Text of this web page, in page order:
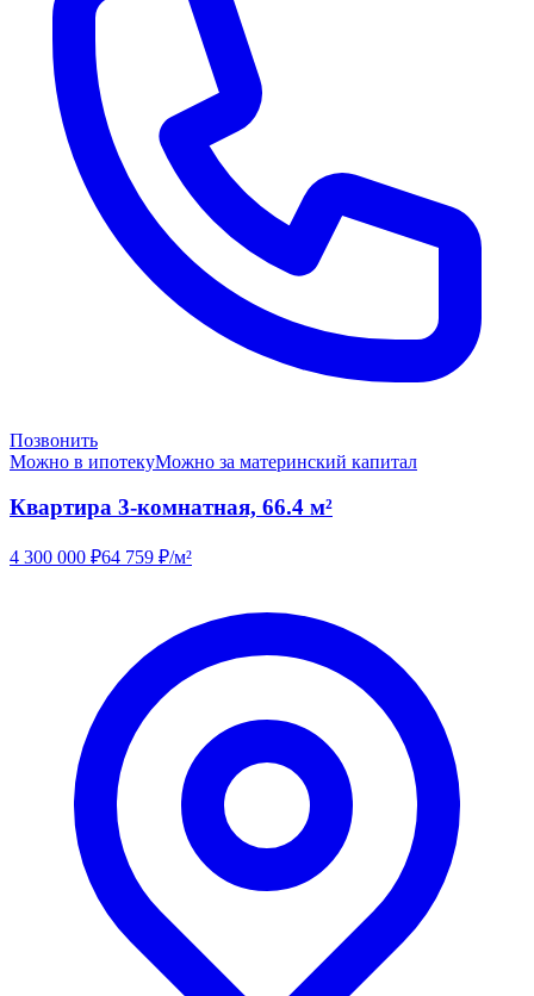
Позвонить
Можно в ипотекуМожно за материнский капитал
Квартира 3-комнатная, 66.4 м²
4 300 000 ₽64 759 ₽/м²